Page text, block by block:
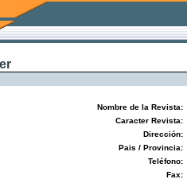
Nombre de la Revista:
Caracter Revista:
Dirección:
Pais / Provincia:
Teléfono:
Fax: